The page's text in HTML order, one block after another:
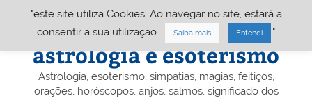
Portal A&E – Portal
astrologia e esoterismo
Astrologia, esoterismo, simpatias, magias, feitiços,
orações, horóscopos, anjos, salmos, significado dos
"este site utiliza Cookies. Ao navegar no site, estará a
consentir a sua utilização.
Saiba mais Entendi ."